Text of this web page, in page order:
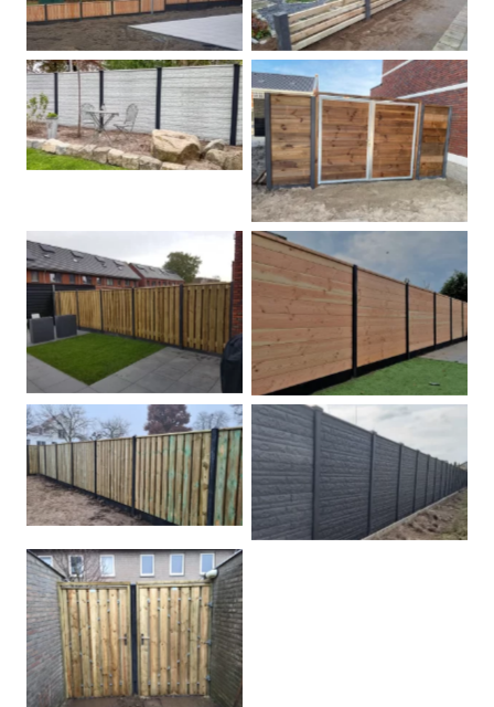
Betonschutting
Dubbele poort
Betonpalen schutting Douglas
Hout beton schuttingen Rots motief antraciet
Tuindeur grenen